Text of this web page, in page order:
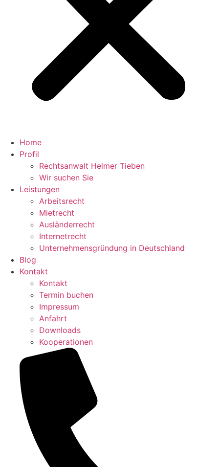
Home
Profil
Rechtsanwalt Helmer Tieben
Wir suchen Sie
Leistungen
Arbeitsrecht
Mietrecht
Ausländerrecht
Internetrecht
Unternehmensgründung in Deutschland
Blog
Kontakt
Kontakt
Termin buchen
Impressum
Anfahrt
Downloads
Kooperationen